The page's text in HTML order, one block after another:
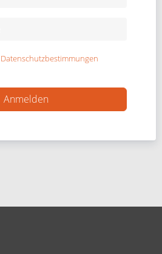
Datenschutzbestimmungen